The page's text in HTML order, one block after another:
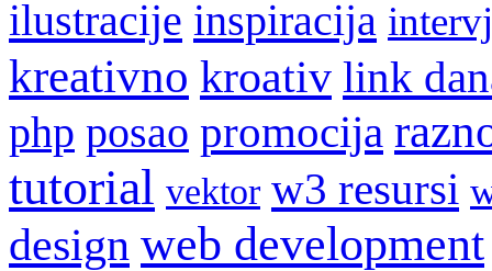
ilustracije inspiracija
kreativno kroativ link
php posao promocija
tutorial vektor w3 resursi
design web development